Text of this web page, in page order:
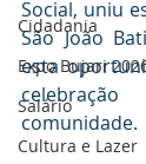
Cidadania
Expo Bujari
Salário
Cultura e Lazer
Social, uniu
São João
esta
comunidade.